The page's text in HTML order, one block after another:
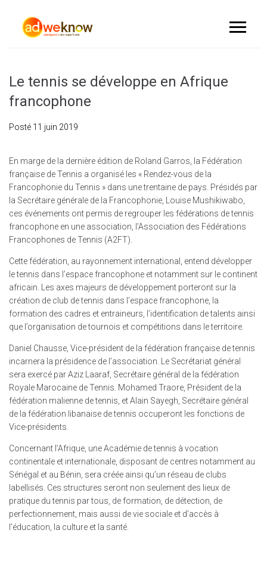
Le tennis se développe en Afrique
francophone
Posté 11 juin 2019
En marge de la dernière édition de Roland Garros, la Fédération
française de Tennis a organisé les « Rendez-vous de la
Francophonie du Tennis » dans une trentaine de pays. Présidés par
la Secrétaire générale de la Francophonie, Louise Mushikiwabo,
ces événements ont permis de regrouper les fédérations de tennis
francophone en une association, l’Association des Fédérations
Francophones de Tennis (A2FT).
Cette fédération, au rayonnement international, entend développer
le tennis dans l’espace francophone et notamment sur le continent
africain. Les axes majeurs de développement porteront sur la
création de club de tennis dans l’espace francophone, la
formation des cadres et entraineurs, l’identification de talents ainsi
que l’organisation de tournois et compétitions dans le territoire.
Daniel Chausse, Vice-président de la fédération française de tennis
incarnera la présidence de l’association. Le Secrétariat général
sera exercé par Aziz Laaraf, Secrétaire général de la fédération
Royale Marocaine de Tennis. Mohamed Traore, Président de la
fédération malienne de tennis, et Alain Sayegh, Secrétaire général
de la fédération libanaise de tennis occuperont les fonctions de
Vice-présidents.
Concernant l’Afrique, une Académie de tennis à vocation
continentale et internationale, disposant de centres notamment au
Sénégal et au Bénin, sera créée ainsi qu’un réseau de clubs
labellisés. Ces structures seront non seulement des lieux de
pratique du tennis par tous, de formation, de détection, de
perfectionnement, mais aussi de vie sociale et d’accès à
l’éducation, la culture et la santé.